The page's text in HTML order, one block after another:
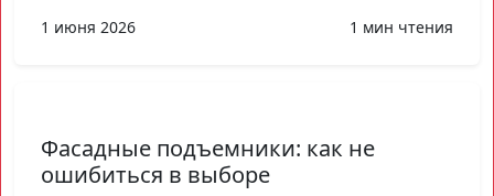
1 июня 2026 1 мин чтения
Фасадные подъемники: как не
ошибиться в выборе